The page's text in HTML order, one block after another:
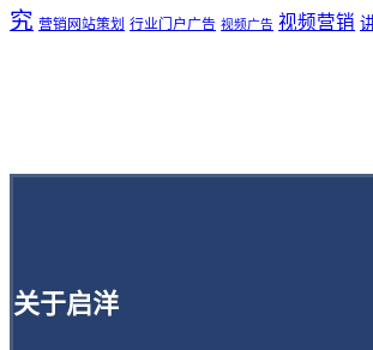
究 营销网站策划 行业门户广告 视频广告 视频营销
关于启洋